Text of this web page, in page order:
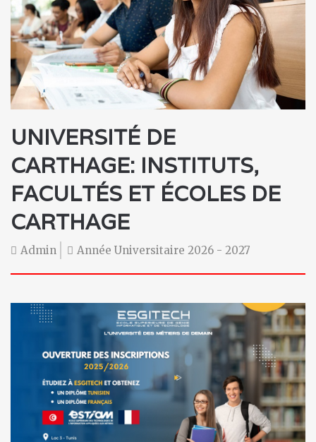
UNIVERSITÉ DE
CARTHAGE: INSTITUTS,
FACULTÉS ET ÉCOLES DE
CARTHAGE
Admin Année Universitaire 2026 - 2027